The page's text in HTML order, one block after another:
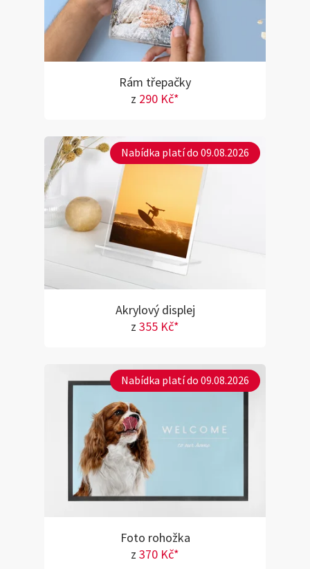
Rám třepačky
z 290 Kč*
Nabídka platí do 09.08.2026
Akrylový displej
z 355 Kč*
Nabídka platí do 09.08.2026
Foto rohožka
z 370 Kč*